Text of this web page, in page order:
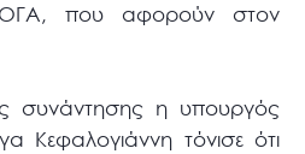
που αφορούν στον
συνάντησης η υπουργός
Κεφαλογιάννη τόνισε ότι